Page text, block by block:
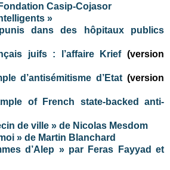
Casip-Cojasor
»
dans des hôpitaux publics
juifs : l’affaire Krief(version
d’antisémitisme d’Etat (version
of French state-backed anti-
de ville » de Nicolas Mesdom
» de Martin Blanchard
d’Alep » par Feras Fayyad et